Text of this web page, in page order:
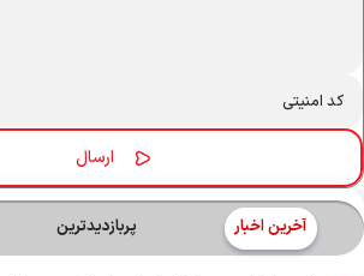
آخرین اخبار پربازدیدترین